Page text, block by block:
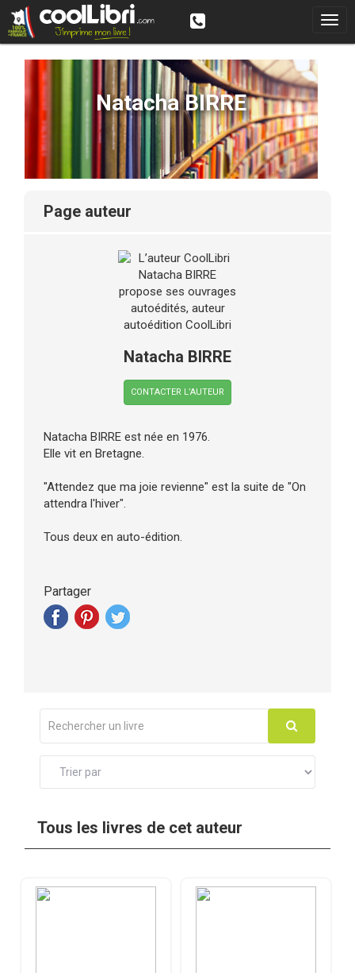
Natacha BIRRE
page auteur
Natacha BIRRE
CONTACTER L’AUTEUR
Natacha BIRRE est née en 1976.
Elle vit en Bretagne.
"Attendez que ma joie revienne" est la suite de "On
attendra l'hiver".
Tous deux en auto-édition.
Partager
Tous les livres de cet auteur